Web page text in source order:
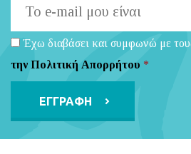
Έχω διαβάσει και συμφωνώ με
την Πολιτική Απορρήτου *